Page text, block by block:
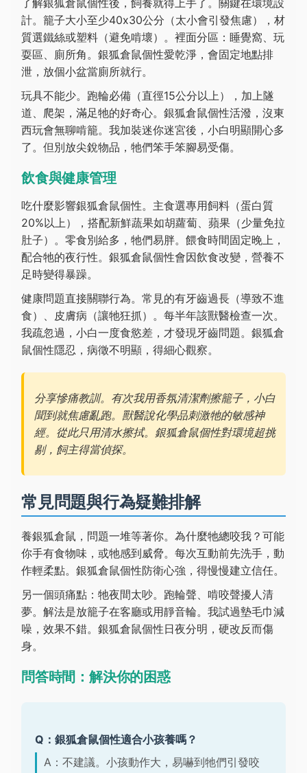
了解銀狐倉鼠個性後，飼養就得上手了。關鍵在環境設
計。籠子大小至少40x30公分（太小會引發焦慮），材
質選鐵絲或塑料（避免啃壞）。裡面分區：睡覺窩、玩
耍區、廁所角。銀狐倉鼠個性愛乾淨，會固定地點排
泄，放個小盆當廁所就行。
玩具不能少。跑輪必備（直徑15公分以上），加上隧
道、爬架，滿足牠的好奇心。銀狐倉鼠個性活潑，沒東
西玩會無聊啃籠。我加裝迷你迷宮後，小白明顯開心多
了。但別放尖銳物品，牠們笨手笨腳易受傷。
飲食與健康管理
吃什麼影響銀狐倉鼠個性。主食選專用飼料（蛋白質
20%以上），搭配新鮮蔬果如胡蘿蔔、蘋果（少量免拉
肚子）。零食別給多，牠們易胖。餵食時間固定晚上，
配合牠的夜行性。銀狐倉鼠個性會因飲食改變，營養不
足時變得暴躁。
健康問題直接關聯行為。常見的有牙齒過長（導致不進
食）、皮膚病（讓牠狂抓）。每半年該獸醫檢查一次。
我疏忽過，小白一度食慾差，才發現牙齒問題。銀狐倉
鼠個性隱忍，病徵不明顯，得細心觀察。
分享慘痛教訓。有次我用香氛清潔劑擦籠子，小白
聞到就焦慮亂跑。獸醫說化學品刺激牠的敏感神
經。從此只用清水擦拭。銀狐倉鼠個性對環境超挑
剔，飼主得當偵探。
常見問題與行為疑難排解
養銀狐倉鼠，問題一堆等著你。為什麼牠總咬我？可能
你手有食物味，或牠感到威脅。每次互動前先洗手，動
作輕柔點。銀狐倉鼠個性防衛心強，得慢慢建立信任。
另一個頭痛點：牠夜間太吵。跑輪聲、啃咬聲擾人清
夢。解法是放籠子在客廳或用靜音輪。我試過墊毛巾減
噪，效果不錯。銀狐倉鼠個性日夜分明，硬改反而傷
身。
問答時間：解決你的困惑
Q：銀狐倉鼠個性適合小孩養嗎？
A：不建議。小孩動作大，易嚇到牠們引發咬